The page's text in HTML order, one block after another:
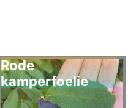
Rode
kamperfoelie